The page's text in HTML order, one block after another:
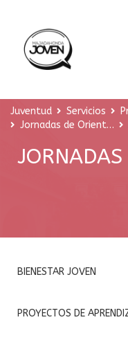
Juventud Servicios
Jornadas de Orientación 2026
BIENESTAR JOVEN
PROYECTOS DE